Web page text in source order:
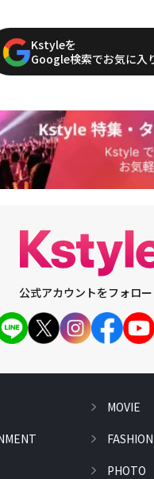
Kstyleを
Google検索でお気に入
公式アカウントをフォロー
MOVIE
FASHION
PHOTO